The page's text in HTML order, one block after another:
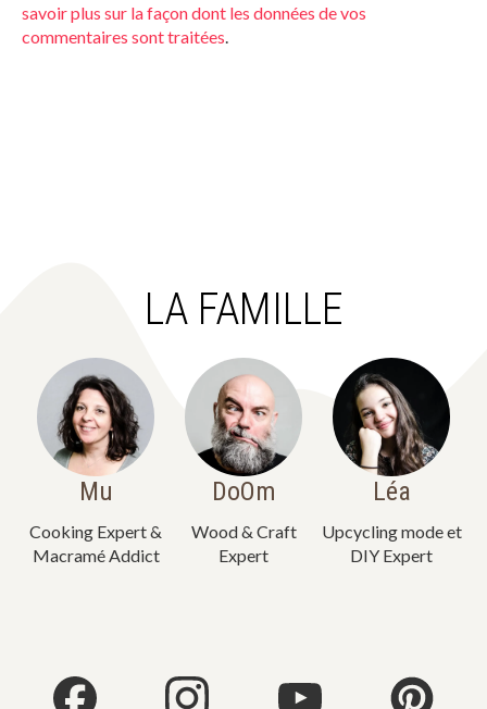
savoir plus sur la façon dont les données de vos
commentaires sont traitées.
LA FAMILLE
Mu
Cooking Expert &
Macramé Addict
DoOm
Wood & Craft
Expert
Léa
Upcycling mode et
DIY Expert